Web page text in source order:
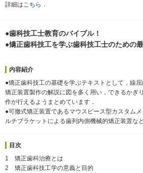
詳細はこちら ．
●歯科技工士教育のバイブル！
●矯正歯科技工を学ぶ歯科技工士のための
内容紹介
●矯正歯科技工の基礎を学ぶテキストとして，線
矯正装置製作の解説に図を多く用い，できるかぎ
作が行えるようまとめています．
●可撤式矯正装置であるマウスピース型カスタム
ルチブラケットによる歯列内側機械的矯正装置な
目次
1 矯正歯科治療とは
2 矯正歯科技工学の意義と目的